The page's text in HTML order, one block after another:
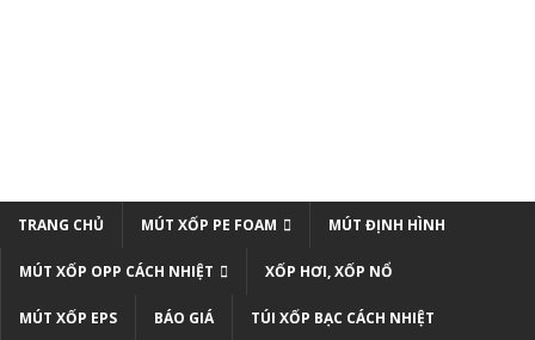
TRANG CHỦ MÚT XỐP PE FOAM MÚT ĐỊNH HÌNH
MÚT XỐP OPP CÁCH NHIỆT XỐP HƠI, XỐP NỔ
MÚT XỐP EPS BÁO GIÁ TÚI XỐP BẠC CÁCH NHIỆT